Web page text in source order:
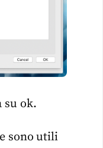
su ok.
sono utili